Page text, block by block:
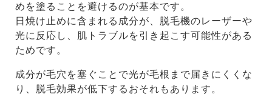
めを塗ることを避けるのが基本です。
日焼け止めに含まれる成分が、脱毛機のレーザーや
光に反応し、肌トラブルを引き起こす可能性がある
ためです。
成分が毛穴を塞ぐことで光が毛根まで届きにくくな
り、脱毛効果が低下するおそれもあります。